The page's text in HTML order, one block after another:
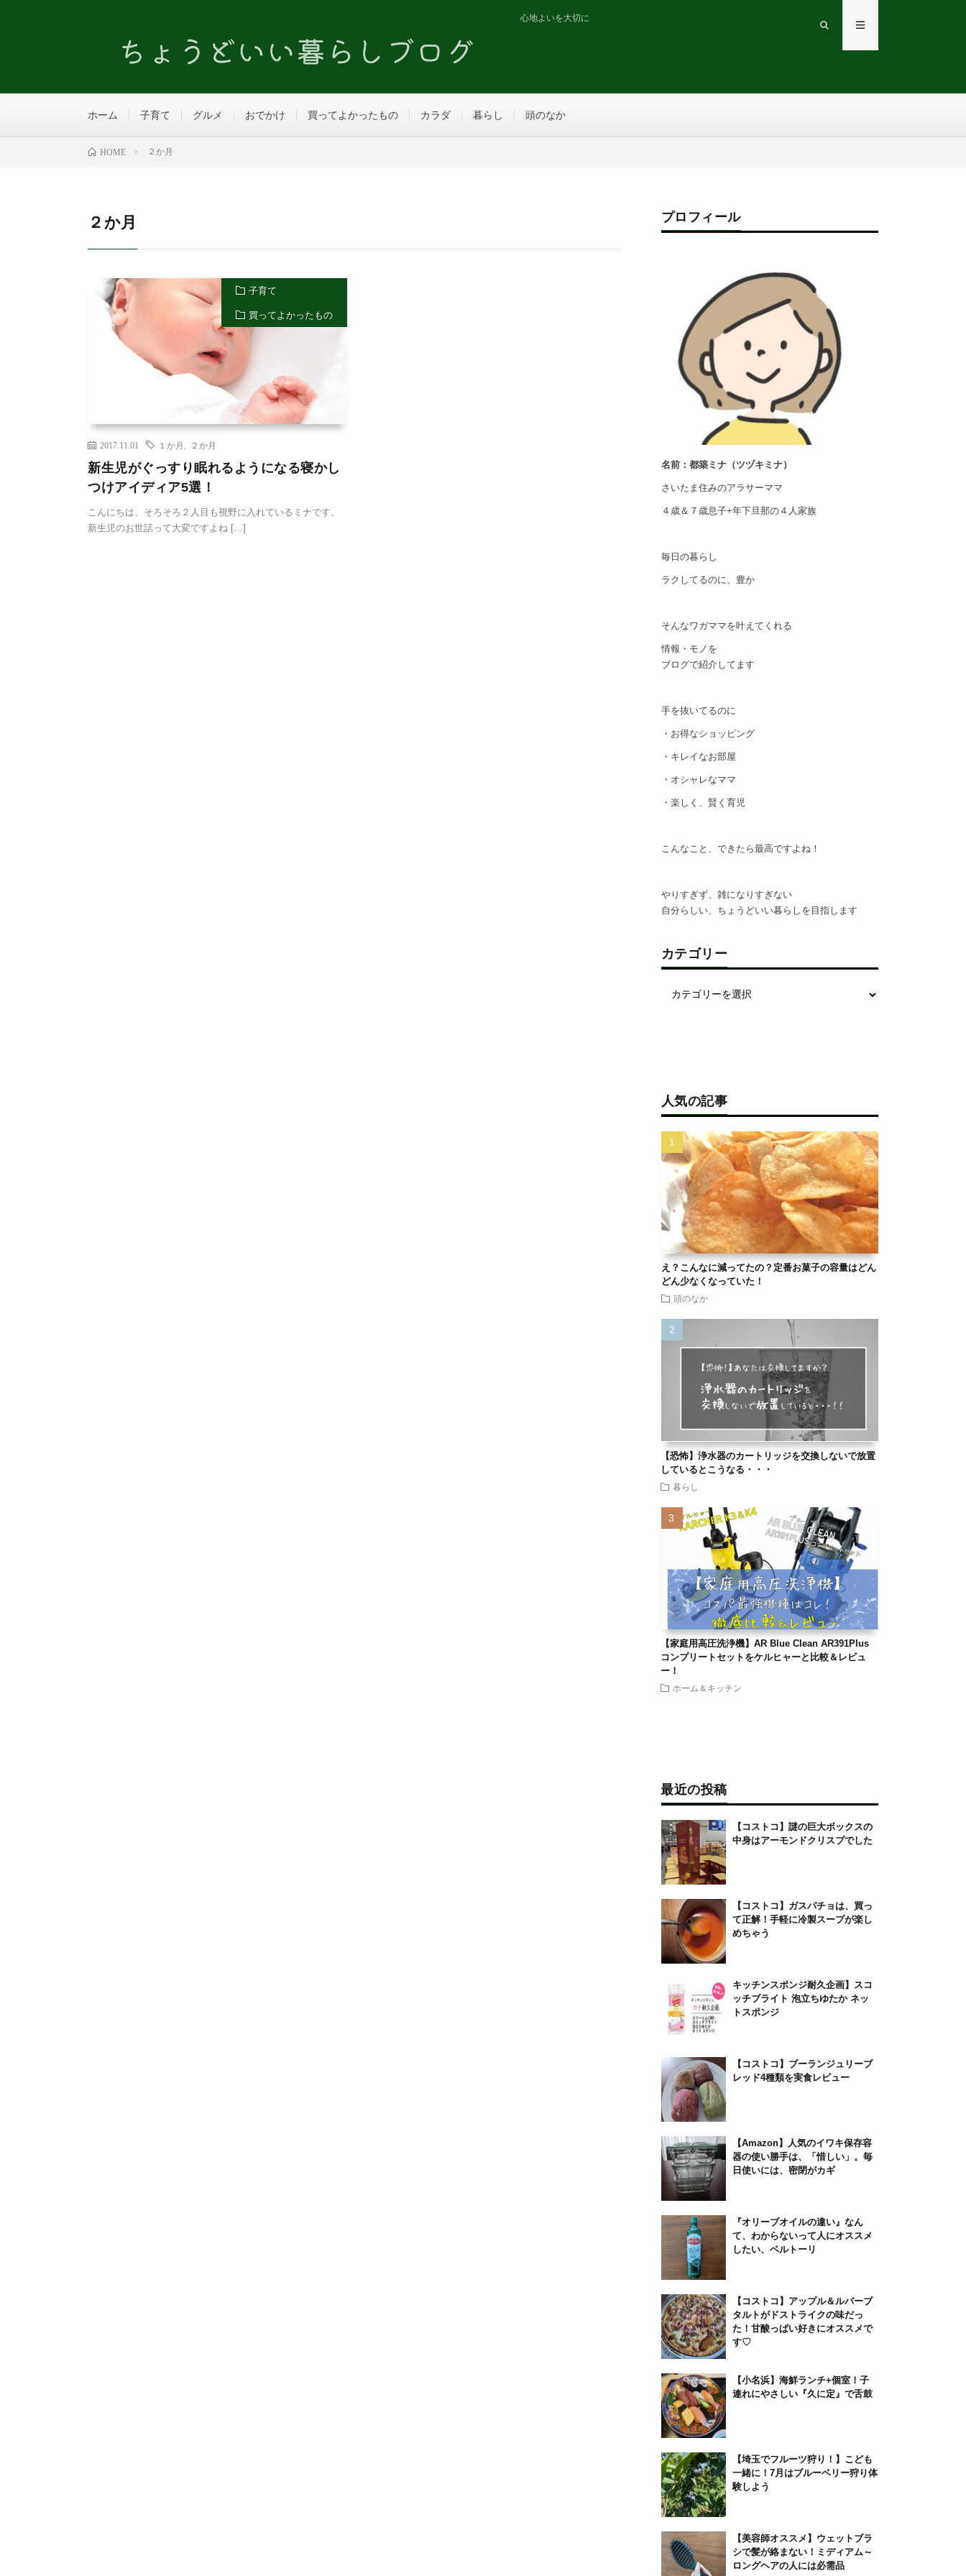
心地よいを大切に
ホーム 子育て グルメ おでかけ 買ってよかったもの カラダ 暮らし 頭のなか
HOME ２か月
２か月
子育て
買ってよかったもの
2017.11.01 １か月 ２か月
新生児がぐっすり眠れるようになる寝かし
つけアイディア5選！
こんにちは、そろそろ２人目も視野に入れているミナです。
新生児のお世話って大変ですよね […]
プロフィール
名前：都築ミナ（ツヅキミナ）
さいたま住みのアラサーママ
４歳＆７歳息子+年下旦那の４人家族
毎日の暮らし
ラクしてるのに、豊か
そんなワガママを叶えてくれる
情報・モノを
ブログで紹介してます
手を抜いてるのに
・お得なショッピング
・キレイなお部屋
・オシャレなママ
・楽しく、賢く育児
こんなこと、できたら最高ですよね！
やりすぎず、雑になりすぎない
自分らしい、ちょうどいい暮らしを目指します
カテゴリー
人気の記事
え？こんなに減ってたの？定番お菓子の容量はどん
どん少なくなっていた！
頭のなか
【恐怖】浄水器のカートリッジを交換しないで放置
しているとこうなる・・・
暮らし
【家庭用高圧洗浄機】AR Blue Clean AR391Plus
コンプリートセットをケルヒャーと比較＆レビュ
ー！
ホーム＆キッチン
最近の投稿
【コストコ】謎の巨大ボックスの
中身はアーモンドクリスプでした
【コストコ】ガスパチョは、買っ
て正解！手軽に冷製スープが楽し
めちゃう
キッチンスポンジ耐久企画】スコ
ッチブライト 泡立ちゆたか ネッ
トスポンジ
【コストコ】ブーランジュリーブ
レッド4種類を実食レビュー
【Amazon】人気のイワキ保存容
器の使い勝手は、「惜しい」。毎
日使いには、密閉がカギ
『オリーブオイルの違い』なん
て、わからないって人にオススメ
したい、ベルトーリ
【コストコ】アップル＆ルバーブ
タルトがドストライクの味だっ
た！甘酸っぱい好きにオススメで
す♡
【小名浜】海鮮ランチ+個室！子
連れにやさしい『久に定』で舌鼓
【埼玉でフルーツ狩り！】こども
一緒に！7月はブルーベリー狩り体
験しよう
【美容師オススメ】ウェットブラ
シで髪が絡まない！ミディアム～
ロングヘアの人には必需品